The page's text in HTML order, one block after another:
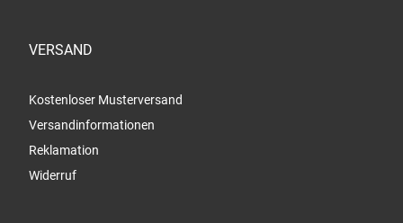
VERSAND
Kostenloser Musterversand
Versandinformationen
Reklamation
Widerruf